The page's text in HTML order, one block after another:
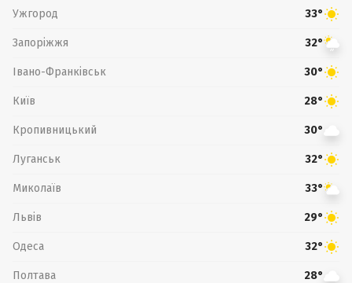
Ужгород 33°
Запоріжжя 32°
Івано-Франківськ 30°
Київ 28°
Кропивницький 30°
Луганськ 32°
Миколаїв 33°
Львів 29°
Одеса 32°
Полтава 28°